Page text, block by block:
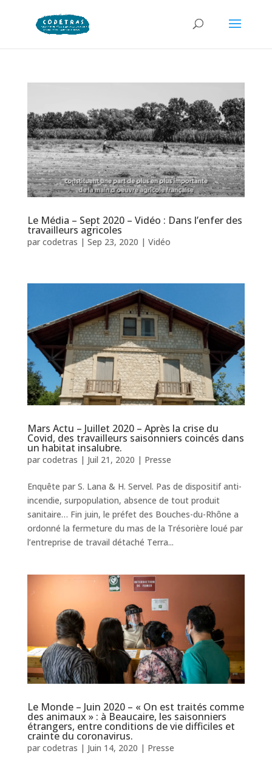
Le Média – Sept 2020 – Vidéo : Dans l’enfer des
travailleurs agricoles
par codetras | Sep 23, 2020 | Vidéo
Mars Actu – Juillet 2020 – Après la crise du
Covid, des travailleurs saisonniers coincés dans
un habitat insalubre.
par codetras | Juil 21, 2020 | Presse
Enquête par S. Lana & H. Servel. Pas de dispositif anti-
incendie, surpopulation, absence de tout produit
sanitaire… Fin juin, le préfet des Bouches-du-Rhône a
ordonné la fermeture du mas de la Trésorière loué par
l’entreprise de travail détaché Terra...
Le Monde – Juin 2020 – « On est traités comme
des animaux » : à Beaucaire, les saisonniers
étrangers, entre conditions de vie difficiles et
crainte du coronavirus.
par codetras | Juin 14, 2020 | Presse